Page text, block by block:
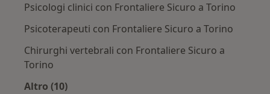
Psicologi clinici con Frontaliere Sicuro a Torino
Psicoterapeuti con Frontaliere Sicuro a Torino
Chirurghi vertebrali con Frontaliere Sicuro a
Torino
Altro (10)